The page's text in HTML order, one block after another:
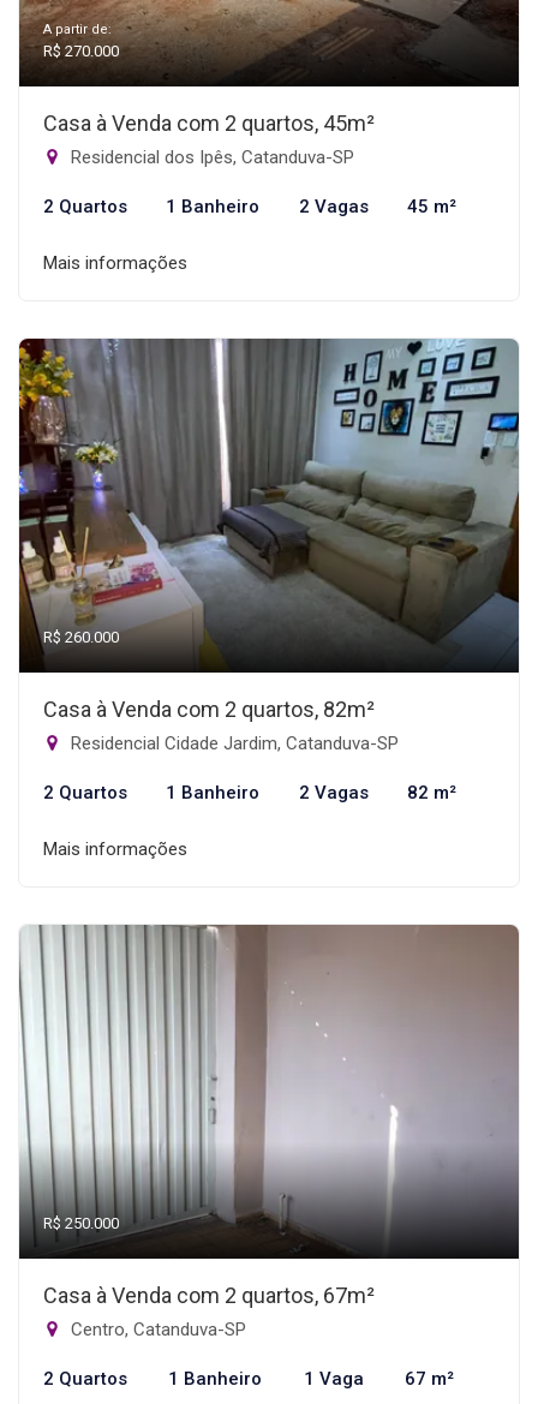
A partir de:
R$ 270.000
Casa à Venda com 2 quartos, 45m²
Residencial dos Ipês, Catanduva-SP
2 Quartos 1 Banheiro 2 Vagas 45 m²
Mais informações
R$ 260.000
Casa à Venda com 2 quartos, 82m²
Residencial Cidade Jardim, Catanduva-SP
2 Quartos 1 Banheiro 2 Vagas 82 m²
Mais informações
R$ 250.000
Casa à Venda com 2 quartos, 67m²
Centro, Catanduva-SP
2 Quartos 1 Banheiro 1 Vaga 67 m²